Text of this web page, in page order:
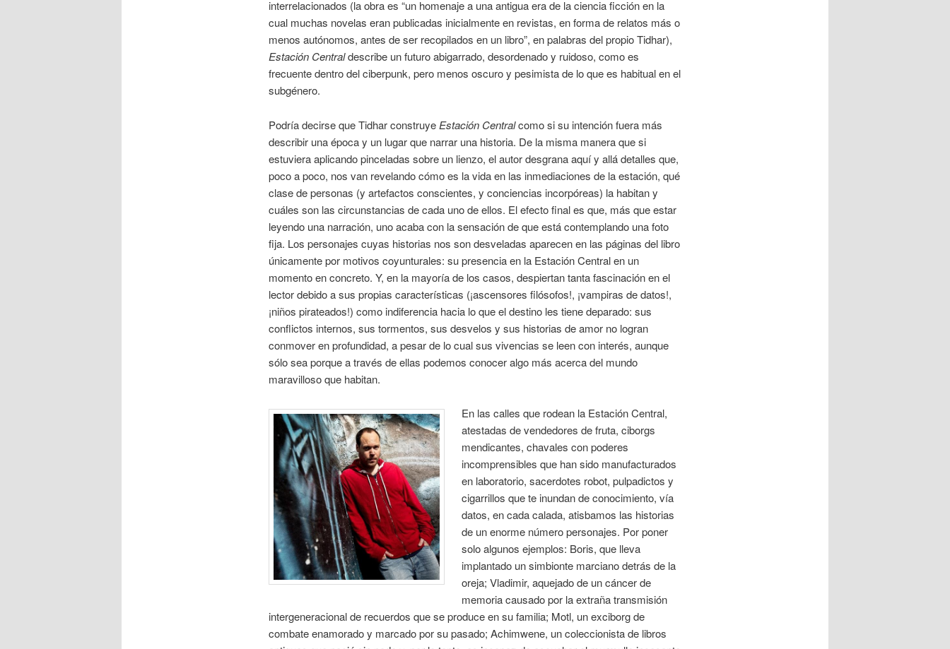
interrelacionados (la obra es “un homenaje a una antigua era de la ciencia ficción en la
cual muchas novelas eran publicadas inicialmente en revistas, en forma de relatos más o
menos autónomos, antes de ser recopilados en un libro”, en palabras del propio Tidhar),
Estación Centraldescribe un futuro abigarrado, desordenado y ruidoso, como es
frecuente dentro del ciberpunk, pero menos oscuro y pesimista de lo que es habitual en el
subgénero.
Podría decirse que Tidhar construye Estación Centralcomo si su intención fuera más
describir una época y un lugar que narrar una historia. De la misma manera que si
estuviera aplicando pinceladas sobre un lienzo, el autor desgrana aquí y allá detalles que,
poco a poco, nos van revelando cómo es la vida en las inmediaciones de la estación, qué
clase de personas (y artefactos conscientes, y conciencias incorpóreas) la habitan y
cuáles son las circunstancias de cada uno de ellos. El efecto final es que, más que estar
leyendo una narración, uno acaba con la sensación de que está contemplando una foto
fija. Los personajes cuyas historias nos son desveladas aparecen en las páginas del libro
únicamente por motivos coyunturales: su presencia en la Estación Central en un
momento en concreto. Y, en la mayoría de los casos, despiertan tanta fascinación en el
lector debido a sus propias características (¡ascensores filósofos!, ¡vampiras de datos!,
¡niños pirateados!) como indiferencia hacia lo que el destino les tiene deparado: sus
conflictos internos, sus tormentos, sus desvelos y sus historias de amor no logran
conmover en profundidad, a pesar de lo cual sus vivencias se leen con interés, aunque
sólo sea porque a través de ellas podemos conocer algo más acerca del mundo
maravilloso que habitan.
En las calles que rodean la Estación Central,
atestadas de vendedores de fruta, ciborgs
mendicantes, chavales con poderes
incomprensibles que han sido manufacturados
en laboratorio, sacerdotes robot, pulpadictos y
cigarrillos que te inundan de conocimiento, vía
datos, en cada calada, atisbamos las historias
de un enorme número personajes. Por poner
solo algunos ejemplos: Boris, que lleva
implantado un simbionte marciano detrás de la
oreja; Vladimir, aquejado de un cáncer de
memoria causado por la extraña transmisión
intergeneracional de recuerdos que se produce en su familia; Motl, un exciborg de
combate enamorado y marcado por su pasado; Achimwene, un coleccionista de libros